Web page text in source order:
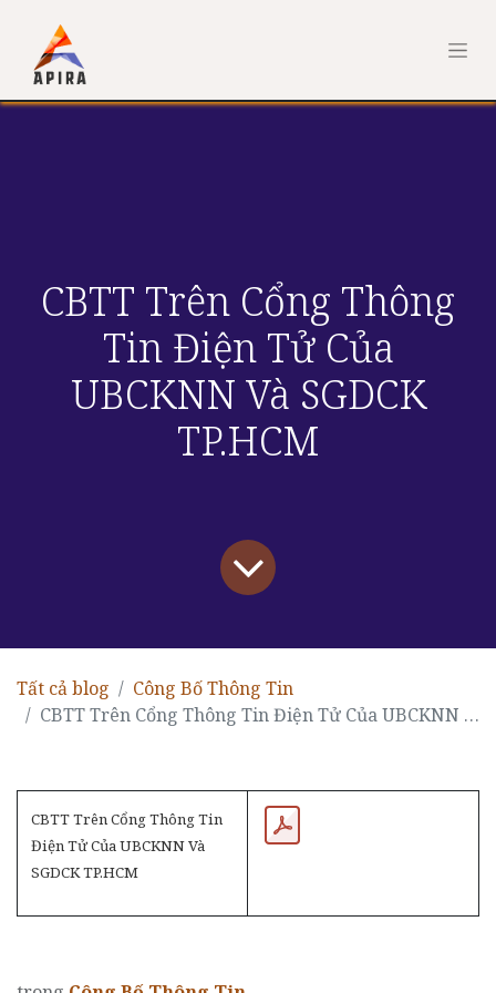
CBTT Trên Cổng Thông
Tin Điện Tử Của
UBCKNN Và SGDCK
TP.HCM
Tất cả blog
Công Bố Thông Tin
CBTT Trên Cổng Thông Tin Điện Tử Của UBCKNN Và SGDCK TP.HCM
CBTT Trên Cổng Thông Tin
Điện Tử Của UBCKNN Và
SGDCK TP.HCM